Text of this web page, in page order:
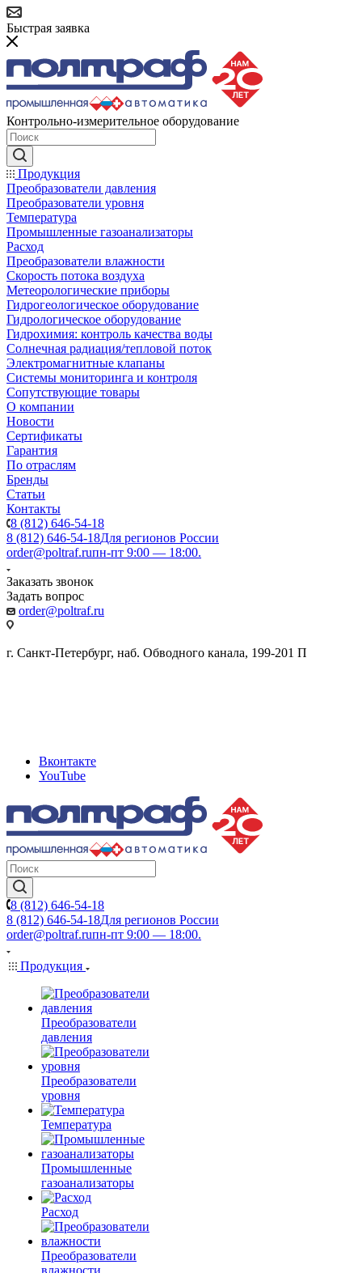
Быстрая заявка
Контрольно-измерительное оборудование
Продукция
Преобразователи давления
Преобразователи уровня
Температура
Промышленные газоанализаторы
Расход
Преобразователи влажности
Скорость потока воздуха
Метеорологические приборы
Гидрогеологическое оборудование
Гидрологическое оборудование
Гидрохимия: контроль качества воды
Солнечная радиация/тепловой поток
Электромагнитные клапаны
Системы мониторинга и контроля
Сопутствующие товары
О компании
Новости
Сертификаты
Гарантия
По отраслям
Бренды
Статьи
Контакты
8 (812) 646-54-18
8 (812) 646-54-18Для регионов России
order@poltraf.ruпн-пт 9:00 — 18:00.
Заказать звонок
Задать вопрос
order@poltraf.ru
г. Санкт-Петербург, наб. Обводного канала, 199-201 П
Вконтакте
YouTube
8 (812) 646-54-18
8 (812) 646-54-18Для регионов России
order@poltraf.ruпн-пт 9:00 — 18:00.
Продукция
Преобразователи
давления
Преобразователи
уровня
Температура
Промышленные
газоанализаторы
Расход
Преобразователи
влажности